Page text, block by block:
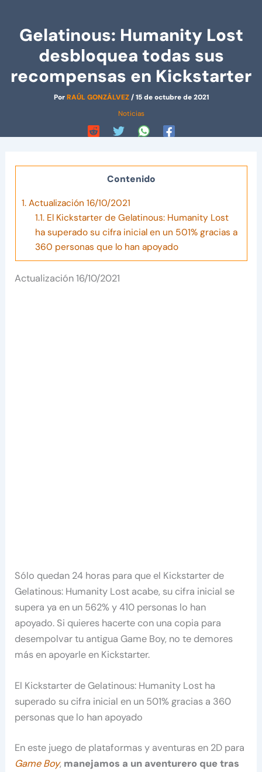
Gelatinous: Humanity Lost
desbloquea todas sus
recompensas en Kickstarter
PorRAÚL GONZÁLVEZ/15 de octubre de 2021
Noticias
Contenido
1.Actualización 16/10/2021
1.1.El Kickstarter de Gelatinous: Humanity Lost
ha superado su cifra inicial en un 501% gracias a
360 personas que lo han apoyado
Actualización 16/10/2021
Sólo quedan 24 horas para que el Kickstarter de
Gelatinous: Humanity Lost acabe, su cifra inicial se
supera ya en un 562% y 410 personas lo han
apoyado. Si quieres hacerte con una copia para
desempolvar tu antigua Game Boy, no te demores
más en apoyarle en Kickstarter.
El Kickstarter de Gelatinous: Humanity Lost ha
superado su cifra inicial en un 501% gracias a 360
personas que lo han apoyado
En este juego de plataformas y aventuras en 2D para
Game Boy, manejamos a un aventurero que tras